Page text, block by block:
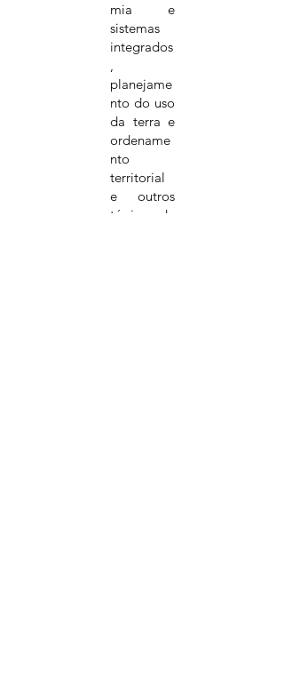
mia e
sistemas
integrados
,
planejame
nto do uso
da terra e
ordename
nto
territorial
e outros
tópicos de